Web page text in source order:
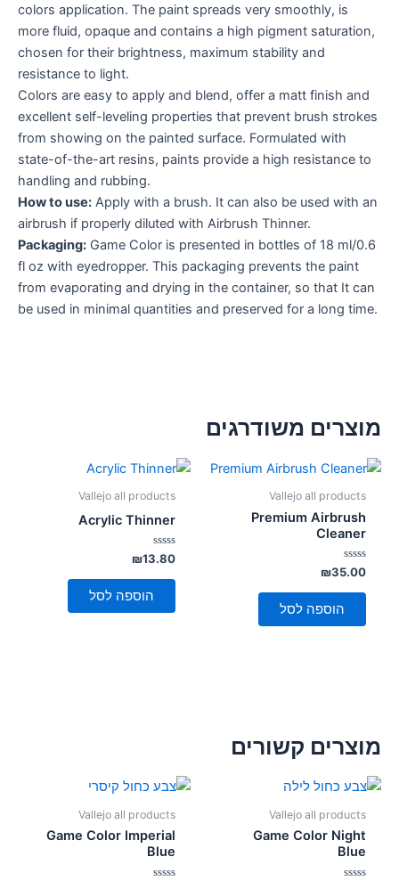
colors application. The paint spreads very smoothly, is
more fluid, opaque and contains a high pigment saturation,
chosen for their brightness, maximum stability and
resistance to light.
Colors are easy to apply and blend, offer a matt finish and
excellent self-leveling properties that prevent brush strokes
from showing on the painted surface. Formulated with
state-of-the-art resins, paints provide a high resistance to
handling and rubbing.
How to use: Apply with a brush. It can also be used with an
airbrush if properly diluted with Airbrush Thinner.
Packaging: Game Color is presented in bottles of 18 ml/0.6
fl oz with eyedropper. This packaging prevents the paint
from evaporating and drying in the container, so that It can
be used in minimal quantities and preserved for a long time.
מוצרים משודרגים
Vallejo all products
Premium Airbrush
Cleaner
דורג
0
מתוך
₪35.00
הוספה לסל
Vallejo all products
Acrylic Thinner
דורג
0
מתוך
₪13.80
הוספה לסל
מוצרים קשורים
Vallejo all products
Game Color Night
Blue
Vallejo all products
Game Color Imperial
Blue